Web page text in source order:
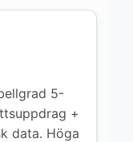
5-
+
data. Höga